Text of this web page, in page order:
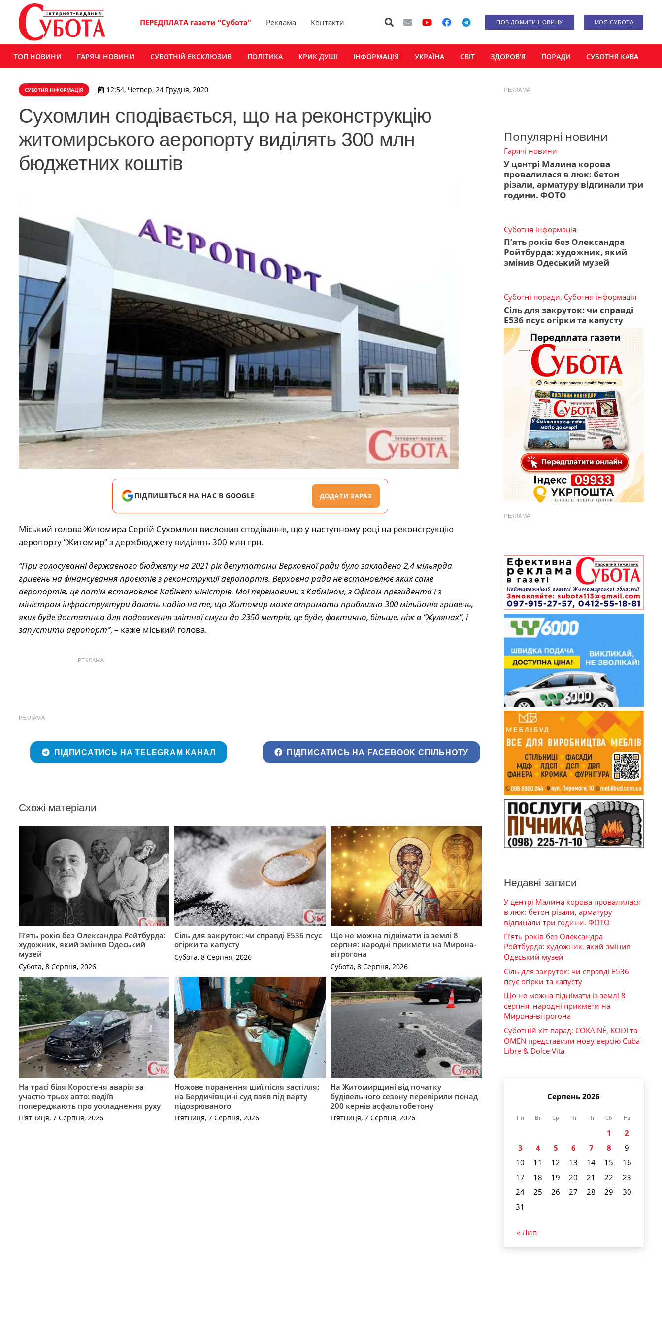
ПЕРЕДПЛАТА газети “Субота” Реклама Контакти ПОВІДОМИТИ НОВИНУ МОЯ СУБОТА
ТОП НОВИНИ ГАРЯЧІ НОВИНИ СУБОТНІЙ ЕКСКЛЮЗИВ ПОЛІТИКА КРИК ДУШІ ІНФОРМАЦІЯ УКРАЇНА СВІТ ЗДОРОВ’Я ПОРАДИ СУБОТНЯ КАВА
СУБОТНЯ ІНФОРМАЦІЯ 12:54, Четвер, 24 Грудня, 2020
Сухомлин сподівається, що на реконструкцію
житомирського аеропорту виділять 300 млн
бюджетних коштів
ПІДПИШІТЬСЯ НА НАС В GOOGLE ДОДАТИ ЗАРАЗ
Міський голова Житомира Сергій Сухомлин висловив сподівання, що у наступному році на реконструкцію
аеропорту “Житомир” з держбюджету виділять 300 млн грн.
“При голосуванні державного бюджету на 2021 рік депутатами Верховної ради було закладено 2,4 мільярда
гривень на фінансування проєктів з реконструкції аеропортів. Верховна рада не встановлює яких саме
аеропортів, це потім встановлює Кабінет міністрів. Мої перемовини з Кабміном, з Офісом президента і з
міністром інфраструктури дають надію на те, що Житомир може отримати приблизно 300 мільйонів гривень,
яких буде достатньо для подовження злітної смуги до 2350 метрів, це буде, фактично, більше, ніж в “Жулянах”, і
запустити аеропорт”, – каже міський голова.
РЕКЛАМА
РЕКЛАМА
ПІДПИСАТИСЬ НА TELEGRAM КАНАЛ ПІДПИСАТИСЬ НА FACEBOOK СПІЛЬНОТУ
Схожі матеріали
П’ять років без Олександра Ройтбурда:
художник, який змінив Одеський
музей
Субота, 8 Серпня, 2026
Сіль для закруток: чи справді Е536 псує
огірки та капусту
Субота, 8 Серпня, 2026
Що не можна піднімати із землі 8
серпня: народні прикмети на Мирона-
вітрогона
Субота, 8 Серпня, 2026
На трасі біля Коростеня аварія за
участю трьох авто: водіїв
попереджають про ускладнення руху
П’ятниця, 7 Серпня, 2026
Ножове поранення шиї після застілля:
на Бердичівщині суд взяв під варту
підозрюваного
П’ятниця, 7 Серпня, 2026
На Житомирщині від початку
будівельного сезону перевірили понад
200 кернів асфальтобетону
П’ятниця, 7 Серпня, 2026
РЕКЛАМА
Популярні новини
Гарячі новини
У центрі Малина корова
провалилася в люк: бетон
різали, арматуру відгинали три
години. ФОТО
Суботня інформація
П’ять років без Олександра
Ройтбурда: художник, який
змінив Одеський музей
Суботні поради, Суботня інформація
Сіль для закруток: чи справді
Е536 псує огірки та капусту
РЕКЛАМА
Недавні записи
У центрі Малина корова провалилася
в люк: бетон різали, арматуру
відгинали три години. ФОТО
П’ять років без Олександра
Ройтбурда: художник, який змінив
Одеський музей
Сіль для закруток: чи справді Е536
псує огірки та капусту
Що не можна піднімати із землі 8
серпня: народні прикмети на
Мирона-вітрогона
Суботній хіт-парад: COKAINÉ, KODI та
OMEN представили нову версію Cuba
Libre & Dolce Vita
Серпень 2026
Пн Вт Ср Чт Пт Сб Нд
1
2
3
4 5 6 7 8
9
10
11 12 13 14 15
16
17
18 19 20 21 22
23
24
25 26 27 28 29
30
31
« Лип